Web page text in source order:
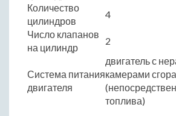
Количество
цилиндров
4
Число клапанов
на цилиндр
2
Система питания
двигателя
двигатель с
камерами
топлива)